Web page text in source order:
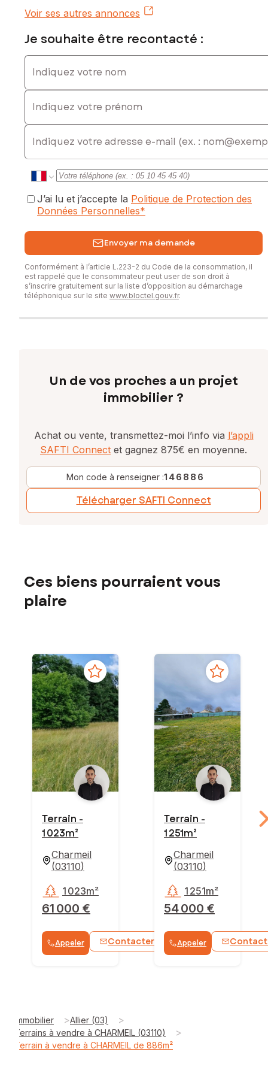
Voir ses autres annonces
Je souhaite être recontacté :
Indiquez votre nom
Indiquez votre prénom
E-mail
J’ai lu et j’accepte la Politique de Protection des
Données Personnelles*
Envoyer ma demande
Conformément à l’article L.223-2 du Code de la consommation, il
est rappelé que le consommateur peut user de son droit à
s’inscrire gratuitement sur la liste d’opposition au démarchage
téléphonique sur le site www.bloctel.gouv.fr.
Un de vos proches a un projet
immobilier ?
Achat ou vente, transmettez-moi l’info via l’appli
SAFTI Connect et gagnez 875€ en moyenne.
Mon code à renseigner :146886
Télécharger SAFTI Connect
Ces biens pourraient vous
plaire
Terrain -
1 023m²
Charmeil
(03110)
61 000 €
1 023m²
Appeler Contacter WhatsApp
Terrain -
1 251m²
Charmeil
(03110)
54 000 €
1 251m²
Appeler
Immobilier >Allier (03) >
Terrains à vendre à CHARMEIL (03110) >
Terrain à vendre à CHARMEIL de 886m²